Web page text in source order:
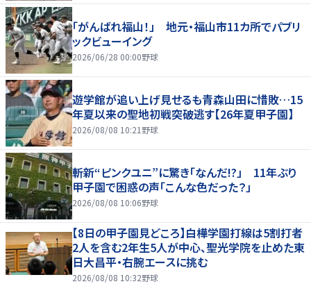
「がんばれ福山！」 地元・福山市11カ所でパブリ
ックビューイング
2026/06/28 00:00野球
遊学館が追い上げ見せるも青森山田に惜敗…15
年夏以来の聖地初戦突破逃す【26年夏甲子園】
2026/08/08 10:21 野球
斬新“ピンクユニ”に驚き「なんだ!?」 11年ぶり
甲子園で困惑の声「こんな色だった？」
2026/08/08 10:06野球
【8日の甲子園見どころ】白樺学園打線は5割打者
2人を含む2年生5人が中心、聖光学院を止めた東
日大昌平・右腕エースに挑む
2026/08/08 10:32野球